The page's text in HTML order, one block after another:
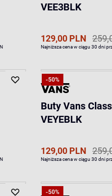
VEE3BLK
129,00 PLN
Najniższa cena w ciągu 30 dni
-50%
Buty Vans
VEYEBLK
129,00 PLN
Najniższa cena w ciągu 30 dni
-50%